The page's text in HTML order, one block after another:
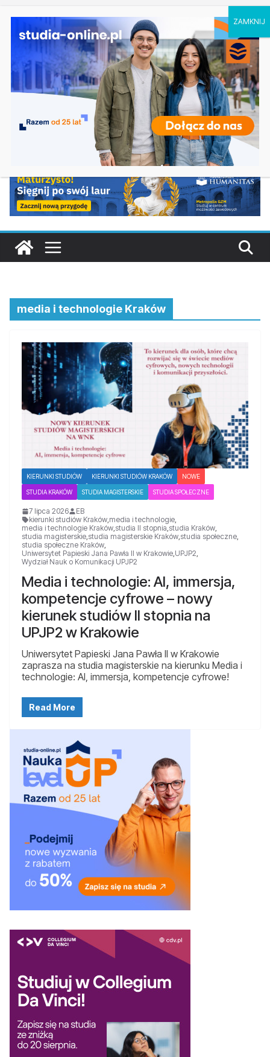
Ostatnie
wpisy:
Biologia w Rzeszowie
Filologia słowiańska w Krakowie
Studia historyczne w Łodzi
Analityka biznesowa i Data Science – Collegium
Da Vinci w Poznaniu
Chemia w Opolu
media i technologie Kraków
KIERUNKI STUDIÓW KIERUNKI STUDIÓW KRAKÓW NOWE
STUDIA KRAKÓW STUDIA MAGISTERSKIE STUDIA SPOŁECZNE
7 lipca 2026
EB
kierunki studiów Kraków,media i technologie,
media i technologie Kraków,studia II stopnia,studia Kraków,
studia magisterskie,studia magisterskie Kraków,studia społeczne,
studia społeczne Kraków,
Uniwersytet Papieski Jana Pawła II w Krakowie,UPJP2,
Wydział Nauk o Komunikacji UPJP2
Media i technologie: AI, immersja,
kompetencje cyfrowe – nowy
kierunek studiów II stopnia na
UPJP2 w Krakowie
Uniwersytet Papieski Jana Pawła II w Krakowie
zaprasza na studia magisterskie na kierunku Media i
technologie: AI, immersja, kompetencje cyfrowe!
Read More